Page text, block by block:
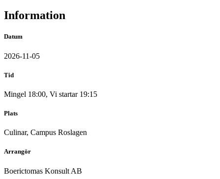
Information
Datum
2026-11-05
Tid
Mingel 18:00, Vi startar 19:15
Plats
Culinar, Campus Roslagen
Arrangör
Boerictomas Konsult AB